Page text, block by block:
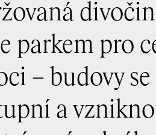
parkem pro
– budovy
a